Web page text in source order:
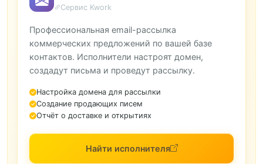
Сервис Kwork
Профессиональная email-рассылка
коммерческих предложений по вашей базе
контактов. Исполнители настроят домен,
создадут письма и проведут рассылку.
Настройка домена для рассылки
Создание продающих писем
Отчёт о доставке и открытиях
Найти исполнителя